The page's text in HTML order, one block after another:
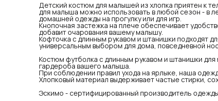
Детский костюм для малышей из хлопка приятен к
для малыша можно использовать в любой сезон - в
домашней одежды на прогулку или для игр.
Кнопочная застежка на плече обеспечивает
добавит очарования вашему малышу.
Кофточка с длинным рукавом и штанишки подходят
универсальным выбором для дома, повседневной
Костюм футболка с длинным рукавом и штанишки
гардероба вашего малыша.
При соблюдении правил ухода на ярлыке, наша
Хлопковый материал выдерживает частые стирки,
Эскимо - сертифицированный производитель